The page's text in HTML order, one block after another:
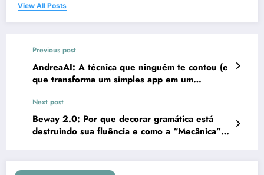
View All Posts
Previous post
AndreaAI: A técnica que ninguém te contou (e
que transforma um simples app em um
rápido)
Next post
Beway 2.0: Por que decorar gramática está
destruindo sua fluência e como a “Mecânica”